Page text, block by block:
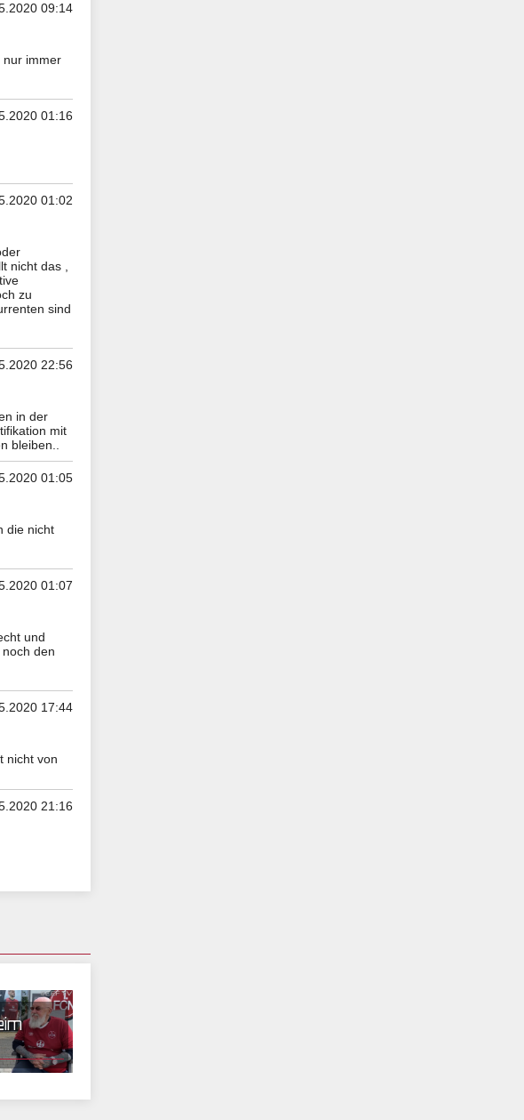
09:14
nur immer
01:16
01:02
nicht das ,
zu
sind
22:56
in der
mit
bleiben..
01:05
die nicht
01:07
und
den
17:44
nicht von
21:16